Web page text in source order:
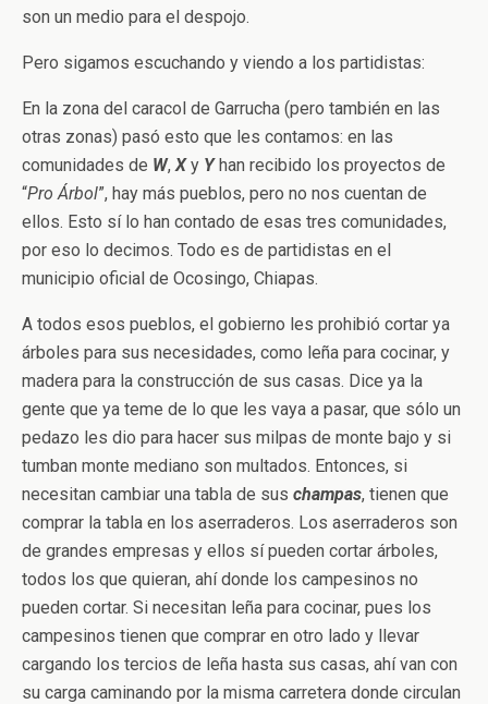
son un medio para el despojo.
Pero sigamos escuchando y viendo a los partidistas:
En la zona del caracol de Garrucha (pero también en las
otras zonas) pasó esto que les contamos: en las
comunidades de W,Xy Yhan recibido los proyectos de
“Pro Árbol”, hay más pueblos, pero no nos cuentan de
ellos. Esto sí lo han contado de esas tres comunidades,
por eso lo decimos. Todo es de partidistas en el
municipio oficial de Ocosingo, Chiapas.
A todos esos pueblos, el gobierno les prohibió cortar ya
árboles para sus necesidades, como leña para cocinar, y
madera para la construcción de sus casas. Dice ya la
gente que ya teme de lo que les vaya a pasar, que sólo un
pedazo les dio para hacer sus milpas de monte bajo y si
tumban monte mediano son multados. Entonces, si
necesitan cambiar una tabla de sus champas, tienen que
comprar la tabla en los aserraderos. Los aserraderos son
de grandes empresas y ellos sí pueden cortar árboles,
todos los que quieran, ahí donde los campesinos no
pueden cortar. Si necesitan leña para cocinar, pues los
campesinos tienen que comprar en otro lado y llevar
cargando los tercios de leña hasta sus casas, ahí van con
su carga caminando por la misma carretera donde circulan